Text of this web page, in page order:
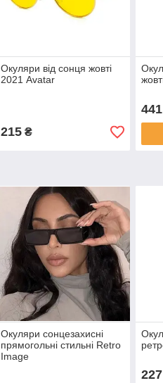
Окуляри від сонця жовті
2021 Avatar
215₴
441
Окуляри сонцезахисні
прямогольні стильні Retro
Image
227